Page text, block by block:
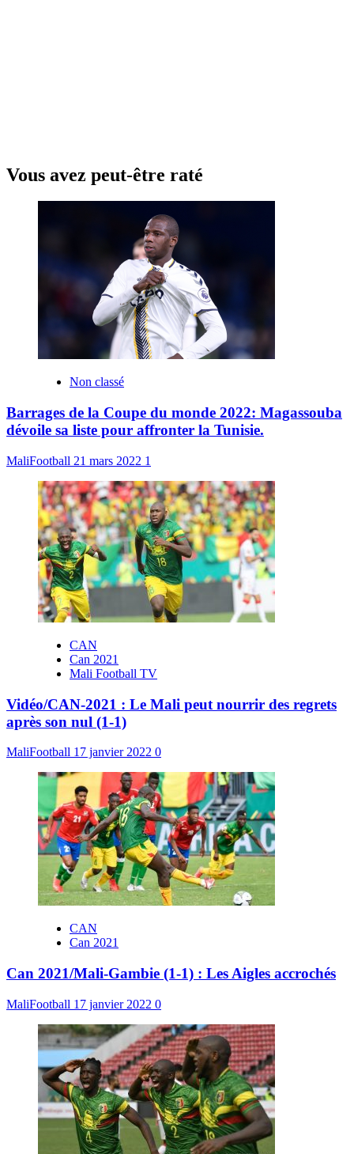
Vous avez peut-être raté
Non classé
Barrages de la Coupe du monde 2022: Magassouba
dévoile sa liste pour affronter la Tunisie.
MaliFootball 21 mars 2022 1
CAN
Can 2021
Mali Football TV
Vidéo/CAN-2021 : Le Mali peut nourrir des regrets
après son nul (1-1)
MaliFootball 17 janvier 2022 0
CAN
Can 2021
Can 2021/Mali-Gambie (1-1) : Les Aigles accrochés
MaliFootball 17 janvier 2022 0